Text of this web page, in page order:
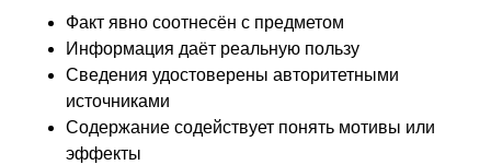
Факт явно соотнесён с предметом
Информация даёт реальную пользу
Сведения удостоверены авторитетными
источниками
Содержание содействует понять мотивы или
эффекты